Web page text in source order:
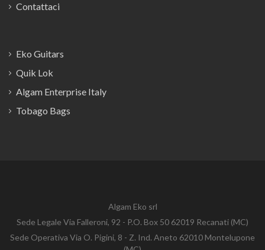
Contattaci
Eko Guitars
Quik Lok
Algam Enterprise Italy
Tobago Bags
Algam Eko srl
Sede Legale Via Falleroni, 92 - P.O. Box 50 62019 Recanati (MC)
Sede Operativa Via O. Pigini, 8 - Z. Ind. Aneto 62010 Montelupone